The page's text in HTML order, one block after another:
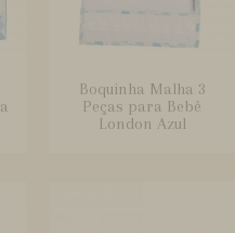
Boquinha Malha 3
Peças para Bebê
London Azul